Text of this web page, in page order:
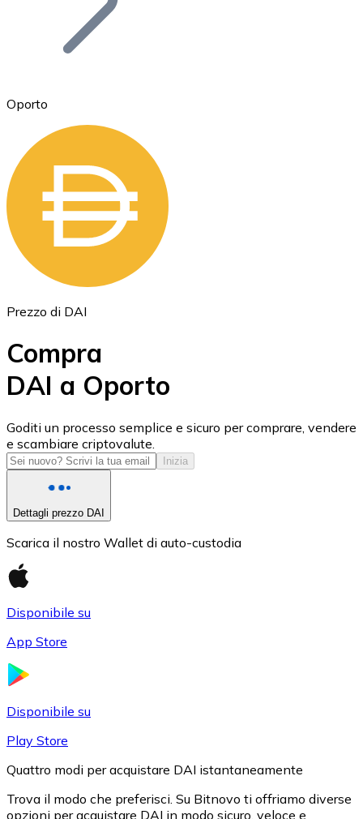
ETH
USD Coin
USDC
Oporto
Prezzo di DAI
Compra
DAI a Oporto
Goditi un processo semplice e sicuro per comprare, vendere
e scambiare criptovalute.
Inizia
Dettagli prezzo DAI
Scarica il nostro Wallet di auto-custodia
Disponibile su
App Store
Disponibile su
Play Store
Quattro modi per acquistare DAI istantaneamente
Trova il modo che preferisci. Su Bitnovo ti offriamo diverse
opzioni per acquistare DAI in modo sicuro, veloce e